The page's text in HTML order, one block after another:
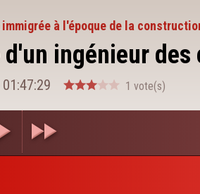
à l'époque de la
d'un ingénieur
01:47:29 1 vote(s)